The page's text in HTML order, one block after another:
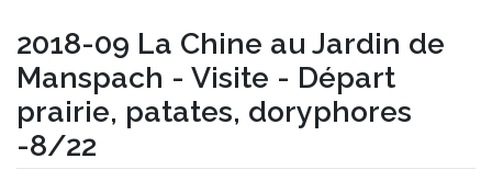
2018-09 La Chine au Jardin de
Manspach - Visite - Départ
prairie, patates, doryphores
-8/22